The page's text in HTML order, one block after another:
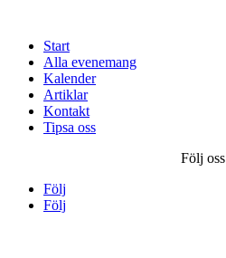
Start
Alla evenemang
Kalender
Artiklar
Kontakt
Tipsa oss
Följ oss
Följ
Följ